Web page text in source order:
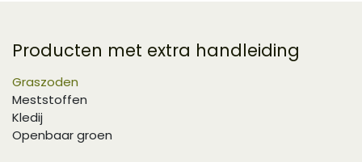
Producten met extra handleiding
Graszoden
Meststoffen
Kledij
Openbaar groen